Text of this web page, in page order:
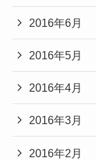
2016年6月
2016年5月
2016年4月
2016年3月
2016年2月